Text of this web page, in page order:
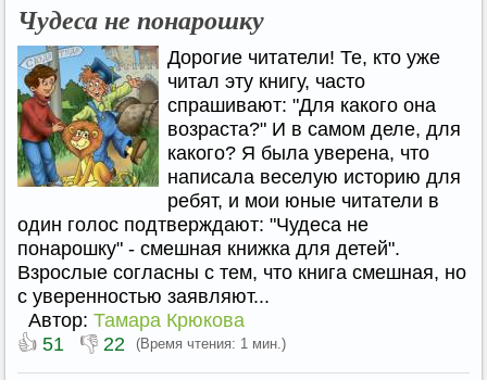
Чудеса не понарошку
Дорогие читатели! Те, кто уже
читал эту книгу, часто
спрашивают: "Для какого она
возраста?" И в самом деле, для
какого? Я была уверена, что
написала веселую историю для
ребят, и мои юные читатели в
один голос подтверждают: "Чудеса не
понарошку" - смешная книжка для детей".
Взрослые согласны с тем, что книга смешная, но
с уверенностью заявляют...
Автор: Тамара Крюкова
👍 51 👎 22 (Время чтения: 1 мин.)